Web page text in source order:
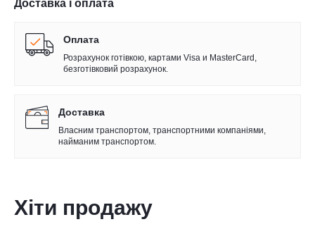
Доставка і оплата
Оплата
Розрахунок готівкою, картами Visa и MasterCard,
безготівковий розрахунок.
Доставка
Власним транспортом, транспортними компаніями,
найманим транспортом.
Хіти продажу